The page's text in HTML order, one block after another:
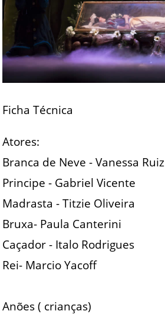
Ficha Técnica
Atores:
Branca de Neve - Vanessa Ruiz
Principe - Gabriel Vicente
Madrasta - Titzie Oliveira
Bruxa- Paula Canterini
Caçador - Italo Rodrigues
Rei- Marcio Yacoff
Anões ( crianças)